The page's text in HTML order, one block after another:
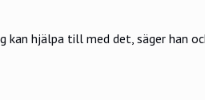
hjälpa till med det, säger han